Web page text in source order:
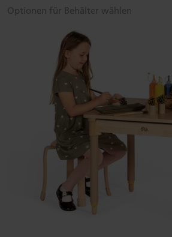
Optionen für Behälter wählen